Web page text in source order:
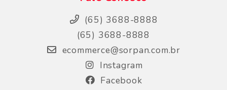
(65) 3688-8888
(65) 3688-8888
ecommerce@sorpan.com.br
Instagram
Facebook